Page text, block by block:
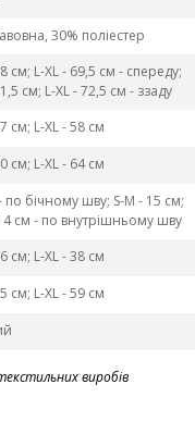
30% поліестер
см; L-ХL - 69,5 см - спереду;
см; L-ХL - 72,5 см - ззаду
см; L-ХL - 58 см
см; L-ХL - 64 см
по бічному шву; S-M - 15 см;
см - по внутрішньому шву
см; L-ХL - 38 см
см; L-ХL - 59 см
виробів